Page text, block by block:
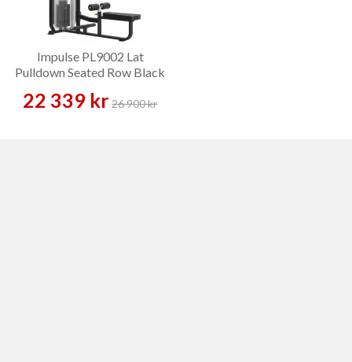
Impulse PL9002 Lat
Pulldown Seated Row Black
22 339 kr 26 900 kr